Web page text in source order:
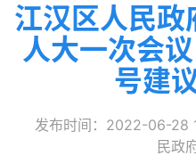
江汉区人民政
人大一次会
号建
发布时间：2022-06-28
民政